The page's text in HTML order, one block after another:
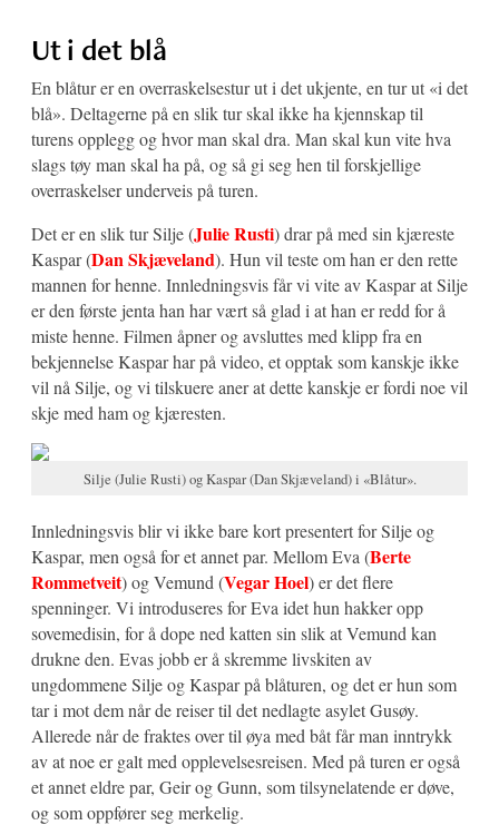
Ut i det blå
En blåtur er en overraskelsestur ut i det ukjente, en tur ut «i det
blå». Deltagerne på en slik tur skal ikke ha kjennskap til
turens opplegg og hvor man skal dra. Man skal kun vite hva
slags tøy man skal ha på, og så gi seg hen til forskjellige
overraskelser underveis på turen.
Det er en slik tur Silje (Julie Rusti) drar på med sin kjæreste
Kaspar (Dan Skjæveland). Hun vil teste om han er den rette
mannen for henne. Innledningsvis får vi vite av Kaspar at Silje
er den første jenta han har vært så glad i at han er redd for å
miste henne. Filmen åpner og avsluttes med klipp fra en
bekjennelse Kaspar har på video, et opptak som kanskje ikke
vil nå Silje, og vi tilskuere aner at dette kanskje er fordi noe vil
skje med ham og kjæresten.
Silje (Julie Rusti) og Kaspar (Dan Skjæveland) i «Blåtur».
Innledningsvis blir vi ikke bare kort presentert for Silje og
Kaspar, men også for et annet par. Mellom Eva (Berte
Rommetveit) og Vemund (Vegar Hoel) er det flere
spenninger. Vi introduseres for Eva idet hun hakker opp
sovemedisin, for å dope ned katten sin slik at Vemund kan
drukne den. Evas jobb er å skremme livskiten av
ungdommene Silje og Kaspar på blåturen, og det er hun som
tar i mot dem når de reiser til det nedlagte asylet Gusøy.
Allerede når de fraktes over til øya med båt får man inntrykk
av at noe er galt med opplevelsesreisen. Med på turen er også
et annet eldre par, Geir og Gunn, som tilsynelatende er døve,
og som oppfører seg merkelig.